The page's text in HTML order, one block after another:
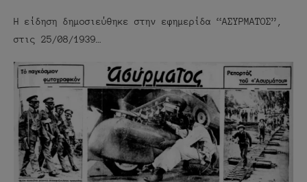
Η είδηση δημοσιεύθηκε στην εφημερίδα “ΑΣΥΡΜΑΤΟΣ”,
στις 25/08/1939…